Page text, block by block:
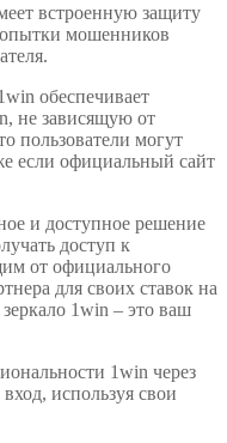
встроенную защиту
мошенников
обеспечивает
не зависящую от
пользователи могут
если официальный сайт
и доступное решение
доступ к
от официального
для своих ставок на
1win – это ваш
1win через
используя свои